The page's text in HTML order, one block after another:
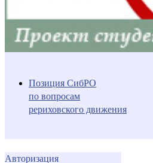
Позиция СибРО
по вопросам
рериховского движения
Авторизация